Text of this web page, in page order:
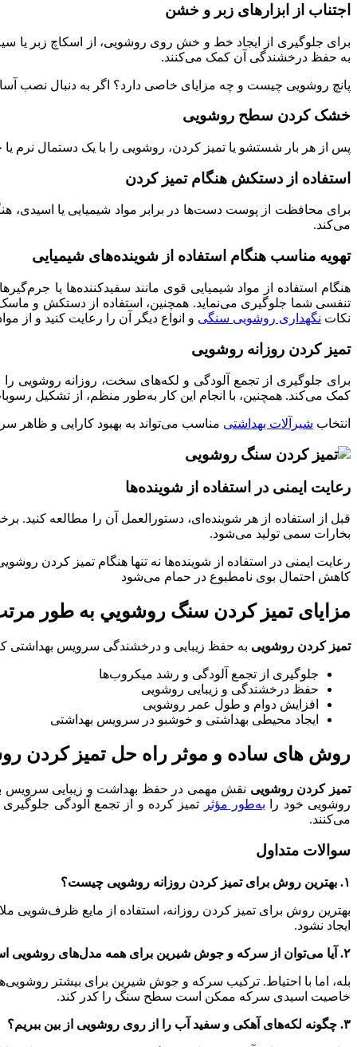
اجتناب از ابزارهای زبر و خشن
برای جلوگیری از ایجاد خط و خش روی روشویی، از اسکاچ زبر یا
به حفظ درخشندگی آن کمک می‌کنند.
پانچ روشویی چیست و چه مزایای خاصی دارد؟ اگر به دنبال نصب
خشک کردن سطح روشویی
پس از هر بار شستشو یا تمیز کردن، روشویی را با یک دستمال نرم
استفاده از دستکش هنگام تمیز کردن
برای محافظت از پوست دست‌ها در برابر مواد شیمیایی یا اسیدی،
می‌کند.
تهویه مناسب هنگام استفاده از شوینده‌های شیمیایی
هنگام استفاده از مواد شیمیایی قوی مانند سفیدکننده‌ها یا
تنفسی شما جلوگیری می‌نماید. همچنین، استفاده از دستکش و
نکات نگهداری روشویی سنگی و انواع دیگر آن را رعایت کنید و از
تمیز کردن روزانه روشویی
برای جلوگیری از تجمع آلودگی و لکه‌های سخت، روزانه روشویی
کمک می‌کند. همچنین، با انجام این کار به‌طور منظم، از تشکیل
انتخاب شیرآلات بهداشتی مناسب می‌تواند به بهبود کارایی و ظاهر
رعایت ایمنی در استفاده از شوینده‌ها
قبل از استفاده از هر شوینده‌ای، دستورالعمل آن را مطالعه کنید.
بخارات سمی تولید می‌شود.
رعایت ایمنی در استفاده از شوینده‌ها نه تنها هنگام تمیز کردن
کاهش احتمال بوی نامطبوع در حمام می‌شود
مزایای تميز كردن سنگ روشويي به طور
تمیز کردن روشویی به حفظ زیبایی و درخشندگی سرویس بهداشتی
جلوگیری از تجمع آلودگی و رشد میکروب‌ها
حفظ درخشندگی و زیبایی روشویی
افزایش دوام و طول عمر روشویی
ایجاد محیطی بهداشتی و خوشبو در سرویس بهداشتی
روش های ساده و موثر راه حل تمیز کردن
تمیز کردن روشویی نقش مهمی در حفظ بهداشت و زیبایی سرویس
روشویی خود را به‌طور مؤثر
تمیز کرده و از تجمع آلودگی
می‌کنند.
سوالات متداول
۱. بهترین روش برای تمیز کردن روزانه روشویی چیست؟
بهترین روش برای تمیز کردن روزانه، استفاده از مایع ظرف‌شویی
ایجاد نشود.
۲. آیا می‌توان از سرکه و جوش شیرین برای همه مدل‌های روشویی استفاده کرد؟
بله، اما با احتیاط. ترکیب سرکه و جوش شیرین برای بیشتر
خاصیت اسیدی سرکه ممکن است سطح سنگ را کدر کند.
۳. چگونه لکه‌های آهکی و سفید آب را از روی روشویی از بین ببریم؟